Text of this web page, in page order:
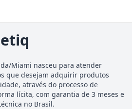
Miami nasceu para atender
que desejam adquirir produtos
através do processo de
lícita, com garantia de 3 meses e
no Brasil.